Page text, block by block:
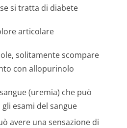
si tratta di diabete
articolare
solitamente scompare
con allopurinolo
(uremia) che può
esami del sangue
avere una sensazione di